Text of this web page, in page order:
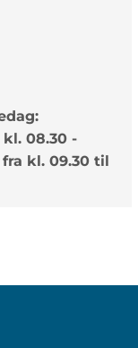
08.30 -
kl. 09.30 til